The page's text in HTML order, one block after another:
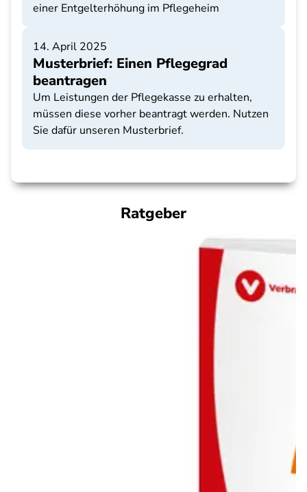
einer Entgelterhöhung im Pflegeheim
14. April 2025
Musterbrief: Einen Pflegegrad
beantragen
Um Leistungen der Pflegekasse zu erhalten,
müssen diese vorher beantragt werden. Nutzen
Sie dafür unseren Musterbrief.
Ratgeber